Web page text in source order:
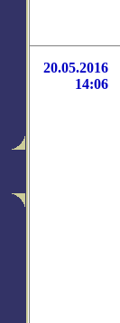
20.05.2016
14:06